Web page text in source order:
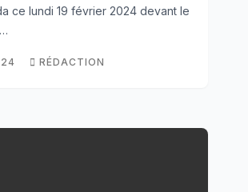
ce lundi 19 février 2024 devant le
RÉDACTION